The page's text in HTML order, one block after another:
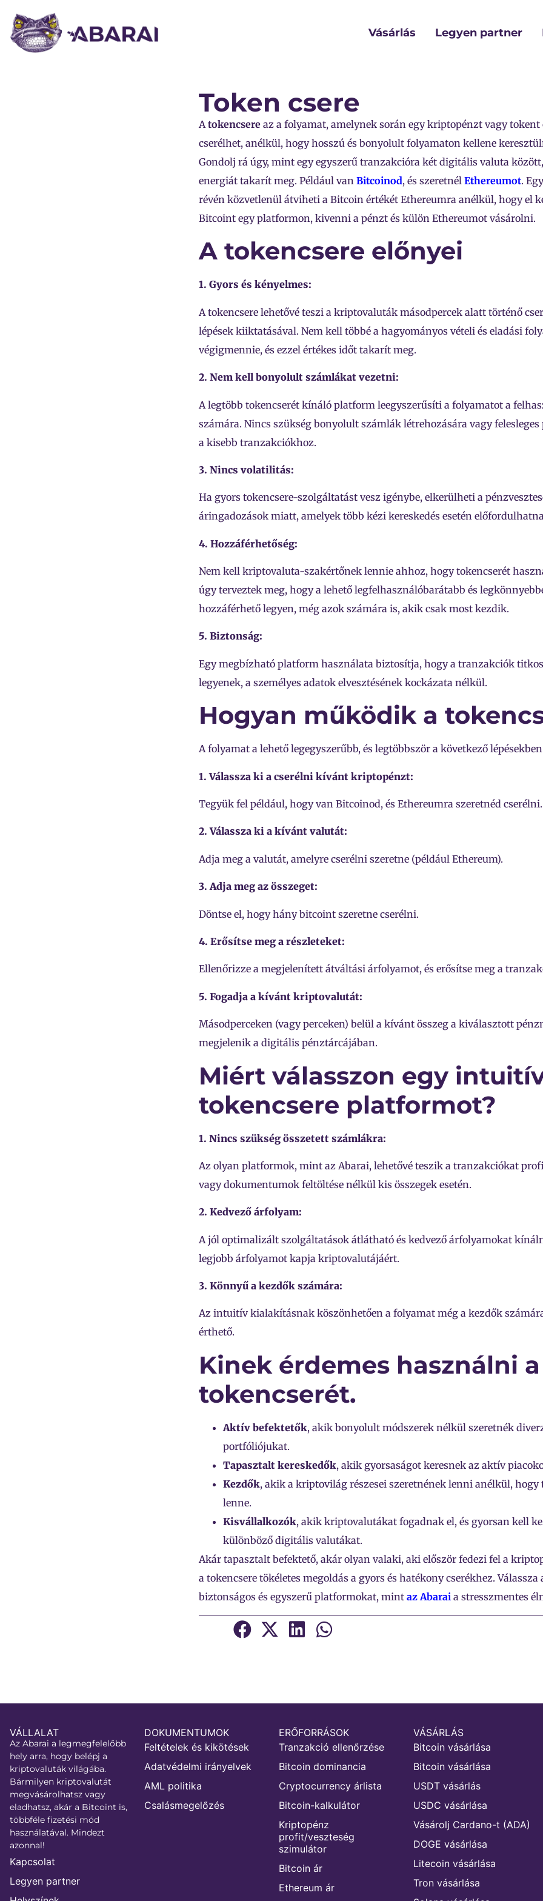
Vásárlás Legyen partner
Token csere
A tokencsere az a folyamat, amelynek során egy kriptopénzt vagy tokent
cserélhet, anélkül, hogy hosszú és bonyolult folyamaton kellene
Gondolj rá úgy, mint egy egyszerű tranzakcióra két digitális valuta
energiát takarít meg. Például van Bitcoinod, és szeretnél Ethereumot.
révén közvetlenül átviheti a Bitcoin értékét Ethereumra anélkül, hogy el
Bitcoint egy platformon, kivenni a pénzt és külön Ethereumot vásárolni.
A tokencsere előnyei
1. Gyors és kényelmes:
A tokencsere lehetővé teszi a kriptovaluták másodpercek alatt történő
lépések kiiktatásával. Nem kell többé a hagyományos vételi és eladási
végigmennie, és ezzel értékes időt takarít meg.
2. Nem kell bonyolult számlákat vezetni:
A legtöbb tokencserét kínáló platform leegyszerűsíti a folyamatot a
számára. Nincs szükség bonyolult számlák létrehozására vagy
a kisebb tranzakciókhoz.
3. Nincs volatilitás:
Ha gyors tokencsere-szolgáltatást vesz igénybe, elkerülheti a
áringadozások miatt, amelyek több kézi kereskedés esetén
4. Hozzáférhetőség:
Nem kell kriptovaluta-szakértőnek lennie ahhoz, hogy tokencserét
úgy terveztek meg, hogy a lehető legfelhasználóbarátabb és
hozzáférhető legyen, még azok számára is, akik csak most kezdik.
5. Biztonság:
Egy megbízható platform használata biztosítja, hogy a tranzakciók
legyenek, a személyes adatok elvesztésének kockázata nélkül.
Hogyan működik a
A folyamat a lehető legegyszerűbb, és legtöbbször a következő
1. Válassza ki a cserélni kívánt kriptopénzt:
Tegyük fel például, hogy van Bitcoinod, és Ethereumra szeretnéd cserélni.
2. Válassza ki a kívánt valutát:
Adja meg a valutát, amelyre cserélni szeretne (például Ethereum).
3. Adja meg az összeget:
Döntse el, hogy hány bitcoint szeretne cserélni.
4. Erősítse meg a részleteket:
Ellenőrizze a megjelenített átváltási árfolyamot, és erősítse meg a
5. Fogadja a kívánt kriptovalutát:
Másodperceken (vagy perceken) belül a kívánt összeg a kiválasztott
megjelenik a digitális pénztárcájában.
Miért válasszon egy
tokencsere platformot?
1. Nincs szükség összetett számlákra:
Az olyan platformok, mint az Abarai, lehetővé teszik a tranzakciókat
vagy dokumentumok feltöltése nélkül kis összegek esetén.
2. Kedvező árfolyam:
A jól optimalizált szolgáltatások átlátható és kedvező árfolyamokat
legjobb árfolyamot kapja kriptovalutájáért.
3. Könnyű a kezdők számára:
Az intuitív kialakításnak köszönhetően a folyamat még a kezdők
érthető.
Kinek érdemes használni a
tokencserét.
Aktív befektetők, akik bonyolult módszerek nélkül szeretnék
portfóliójukat.
Tapasztalt kereskedők, akik gyorsaságot keresnek az aktív
Kezdők, akik a kriptovilág részesei szeretnének lenni anélkül,
lenne.
Kisvállalkozók, akik kriptovalutákat fogadnak el, és gyorsan kell
különböző digitális valutákat.
Akár tapasztalt befektető, akár olyan valaki, aki először fedezi fel a
a tokencsere tökéletes megoldás a gyors és hatékony cserékhez. Válassza
biztonságos és egyszerű platformokat, mint az Abarai a stresszmentes
VÁLLALAT
Az Abarai a legmegfelelőbb
hely arra, hogy belépj a
kriptovaluták világába.
Bármilyen kriptovalutát
megvásárolhatsz vagy
eladhatsz, akár a Bitcoint is,
többféle fizetési mód
használatával. Mindezt
azonnal!
Kapcsolat
Legyen partner
DOKUMENTUMOK
Feltételek és kikötések
Adatvédelmi irányelvek
AML politika
Csalásmegelőzés
ERŐFORRÁSOK
Tranzakció ellenőrzése
Bitcoin dominancia
Cryptocurrency árlista
Bitcoin-kalkulátor
Kriptopénz
profit/veszteség
szimulátor
Bitcoin ár
Ethereum ár
VÁSÁRLÁS
Bitcoin vásárlása
Bitcoin vásárlása
USDT vásárlás
USDC vásárlása
Vásárolj Cardano-t (ADA)
DOGE vásárlása
Litecoin vásárlása
Tron vásárlása